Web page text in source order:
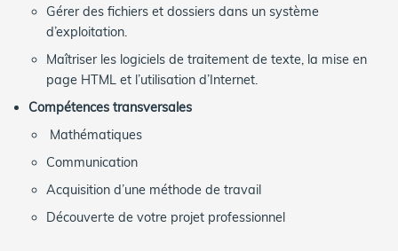
Gérer des fichiers et dossiers dans un système
d’exploitation.
Maîtriser les logiciels de traitement de texte, la mise en
page HTML et l’utilisation d’Internet.
Compétences transversales
Mathématiques
Communication
Acquisition d’une méthode de travail
Découverte de votre projet professionnel